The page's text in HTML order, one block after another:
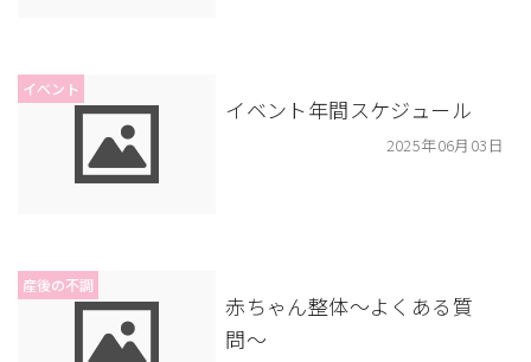
イベント
イベント年間スケジュール
2025年06月03日
産後の不調
赤ちゃん整体〜よくある質
問〜